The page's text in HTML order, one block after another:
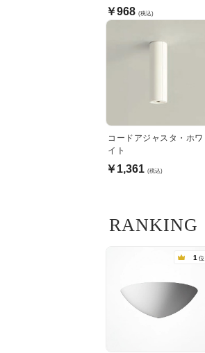
ホワイト
￥968 (税込)
コードアジャスタ・ホワ
イト
￥1,361 (税込)
RANKING
1 位